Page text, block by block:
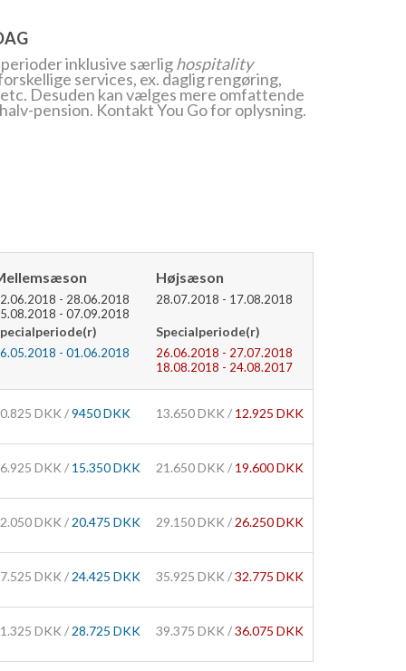
inklusive særlighospitality
services, ex. daglig rengøring,
Desuden kan vælges mere omfattende
pension. Kontakt You Go for oplysning.
- 28.06.2018
- 07.09.2018
- 01.06.2018
Højsæson
28.07.2018 - 17.08.2018
Specialperiode(r)
26.06.2018 - 27.07.2018
18.08.2018 - 24.08.2017
DKK /9450 DKK 13.650 DKK / 12.925 DKK
DKK / 15.350 DKK 21.650 DKK / 19.600 DKK
DKK / 20.475 DKK 29.150 DKK / 26.250 DKK
DKK / 24.425 DKK 35.925 DKK /32.775 DKK
DKK / 28.725 DKK 39.375 DKK /36.075 DKK